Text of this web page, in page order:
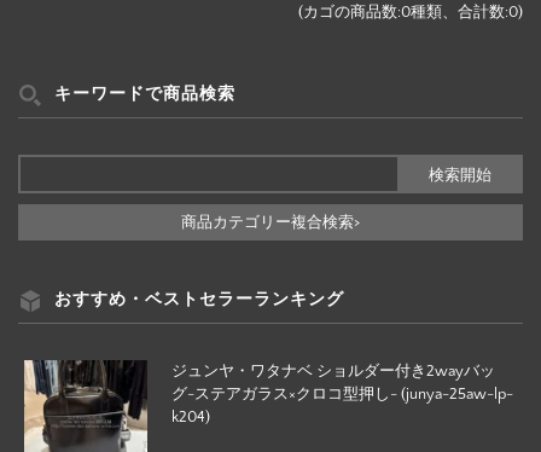
(カゴの商品数:0種類、合計数:0)
キーワードで商品検索
商品カテゴリー複合検索>
おすすめ・ベストセラーランキング
ジュンヤ・ワタナベ ショルダー付き2wayバッ
グ-ステアガラス×クロコ型押し- (junya-25aw-lp-
k204)